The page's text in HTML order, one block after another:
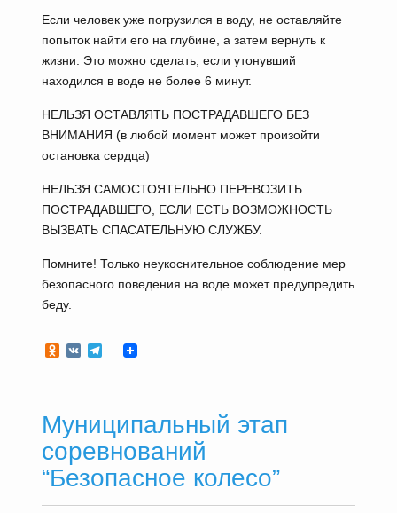
Если человек уже погрузился в воду, не оставляйте
попыток найти его на глубине, а затем вернуть к
жизни. Это можно сделать, если утонувший
находился в воде не более 6 минут.
НЕЛЬЗЯ ОСТАВЛЯТЬ ПОСТРАДАВШЕГО БЕЗ
ВНИМАНИЯ (в любой момент может произойти
остановка сердца)
НЕЛЬЗЯ САМОСТОЯТЕЛЬНО ПЕРЕВОЗИТЬ
ПОСТРАДАВШЕГО, ЕСЛИ ЕСТЬ ВОЗМОЖНОСТЬ
ВЫЗВАТЬ СПАСАТЕЛЬНУЮ СЛУЖБУ.
Помните! Только неукоснительное соблюдение мер
безопасного поведения на воде может предупредить
беду.
Odnoklassniki
VKTelegram
Муниципальный этап
соревнований
“Безопасное колесо”